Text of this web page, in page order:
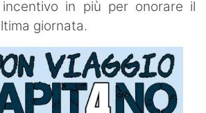
incentivo in più per onorare il
giornata.